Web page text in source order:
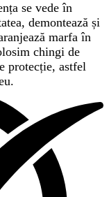
se vede în
demontează și
marfa în
chingi de
protecție, astfel